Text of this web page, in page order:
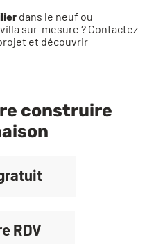
dans le neuf ou
sur-mesure ? Contactez
et découvrir
construire
RDV